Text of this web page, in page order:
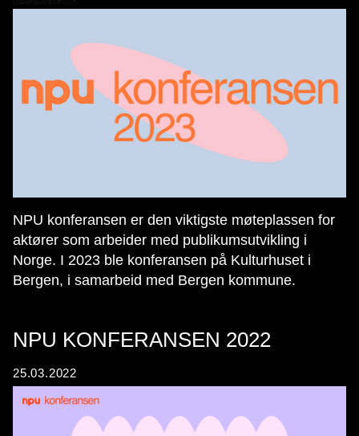
NPU konferansen er den viktigste møteplassen for
aktører som arbeider med publikumsutvikling i
Norge. I 2023 ble konferansen på Kulturhuset i
Bergen, i samarbeid med Bergen kommune.
NPU KONFERANSEN 2022
25.03.2022